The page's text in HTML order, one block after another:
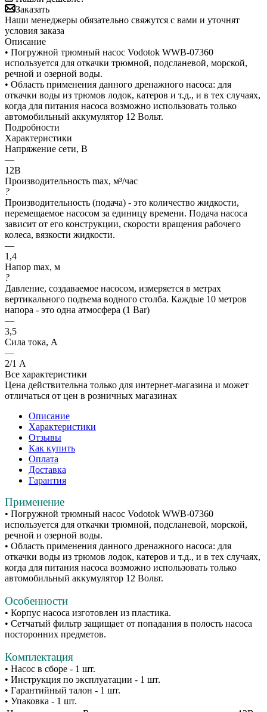
Заказать
Наши менеджеры обязательно свяжутся с вами и уточнят
условия заказа
Описание
• Погружной трюмный насос Vodotok WWB-07360
используется для откачки трюмной, подсланевой, морской,
речной и озерной воды.
• Область применения данного дренажного насоса: для
откачки воды из трюмов лодок, катеров и т.д., и в тех случаях,
когда для питания насоса возможно использовать только
автомобильный аккумулятор 12 Вольт.
Подробности
Характеристики
Напряжение сети, В
—
12В
Производительность max, м³/час
?
Производительность (подача) - это количество жидкости,
перемещаемое насосом за единицу времени. Подача насоса
зависит от его конструкции, скорости вращения рабочего
колеса, вязкости жидкости.
—
1,4
Напор max, м
?
Давление, создаваемое насосом, измеряется в метрах
вертикального подъема водного столба. Каждые 10 метров
напора - это одна атмосфера (1 Bar)
—
3,5
Сила тока, А
—
2/1 А
Все характеристики
Цена действительна только для интернет-магазина и может
отличаться от цен в розничных магазинах
Описание
Характеристики
Отзывы
Как купить
Оплата
Доставка
Гарантия
Применение
• Погружной трюмный насос Vodotok WWB-07360
используется для откачки трюмной, подсланевой, морской,
речной и озерной воды.
• Область применения данного дренажного насоса: для
откачки воды из трюмов лодок, катеров и т.д., и в тех случаях,
когда для питания насоса возможно использовать только
автомобильный аккумулятор 12 Вольт.
Особенности
• Корпус насоса изготовлен из пластика.
• Сетчатый фильтр защищает от попадания в полость насоса
посторонних предметов.
Комплектация
• Насос в сборе - 1 шт.
• Инструкция по эксплуатации - 1 шт.
• Гарантийный талон - 1 шт.
• Упаковка - 1 шт.